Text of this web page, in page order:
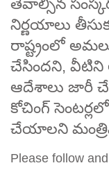
తేవాల్సిన
నిర్ణయాలు
రాష్ట్రంలో అమలు
చేసిందని,
ఆదేశాలు జారీ
కోచింగ్‌
చేయాలని
Please follow